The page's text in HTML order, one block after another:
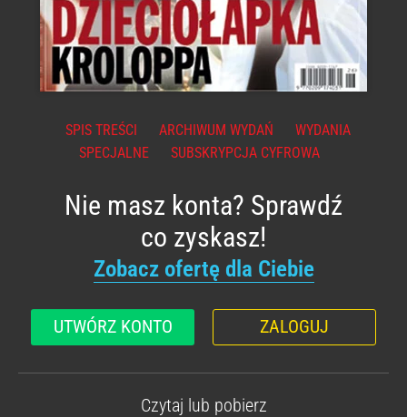
SPIS TREŚCI ARCHIWUM WYDAŃ
WYDANIA
SPECJALNE
SUBSKRYPCJA CYFROWA
Nie masz konta? Sprawdź
co zyskasz!
Zobacz ofertę dla Ciebie
UTWÓRZ KONTO ZALOGUJ
Czytaj lub pobierz